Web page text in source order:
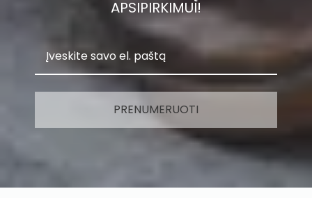
APSIPIRKIMUI!
PRENUMERUOTI